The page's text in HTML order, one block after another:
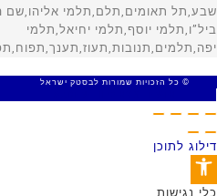
© כל הזכויות שמורות לבסטק ישראל
דילוג לתוכן
פתח סרגל נגישות
כלי נגישות